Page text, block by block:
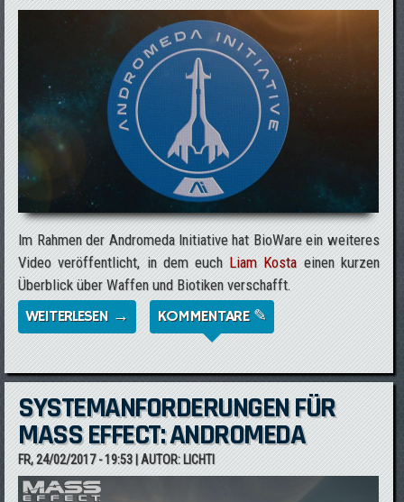
Im Rahmen der Andromeda Initiative hat BioWare ein weiteres
Video veröffentlicht, in dem euch Liam Kostaeinen kurzen
Überblick über Waffen und Biotiken verschafft.
WEITERLESEN → ÜBER MASS EFFECT: ANDROMEDA -
WAFFEN & BIOTIK BRIEFING
KOMMENTARE ✎
SYSTEMANFORDERUNGEN FÜR
MASS EFFECT: ANDROMEDA
FR, 24/02/2017 - 19:53| AUTOR: LICHTI